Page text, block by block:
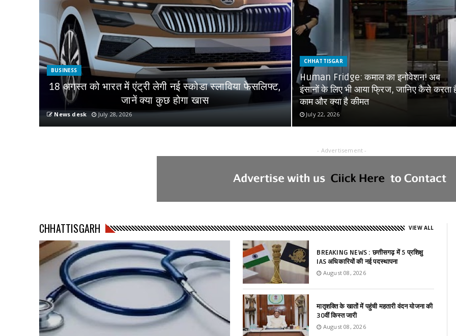
BUSINESS
18 अगस्त को भारत में एंट्री लेगी नई स्कोडा स्लाविया फेसलिफ्ट,
जानें क्या कुछ होगा खास
News desk July 28, 2026
CHHATTISGAR
Human Fridge: कमाल का इनोवेशन! अब
इंसानों के लिए भी आया फ्रिज, जानिए कैसे करता
काम और क्या है कीमत
July 22, 2026
- Advertisement -
CHHATTISGARH VIEW ALL
BREAKING NEWS : छत्तीसगढ़ में 5 प्रशिक्षु
IAS अधिकारियों की नई पदस्थापना
August 08, 2026
मातृशक्ति के खातों में पहुंची महतारी वंदन योजना की
30वीं किस्त जारी
August 08, 2026